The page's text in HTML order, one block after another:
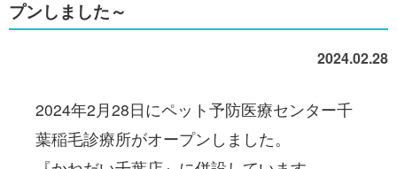
プンしました～
2024.02.28
2024年2月28日にペット予防医療センター千
葉稲毛診療所がオープンしました。